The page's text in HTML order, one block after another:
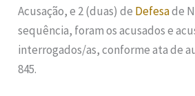
Acusação, e 2 (duas) de Defesade
sequência, foram os acusados e
interrogados/as, conforme ata de
845.